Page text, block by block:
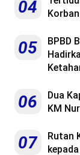
04
05
BPBD
06
Dua
KM
07
Rutan